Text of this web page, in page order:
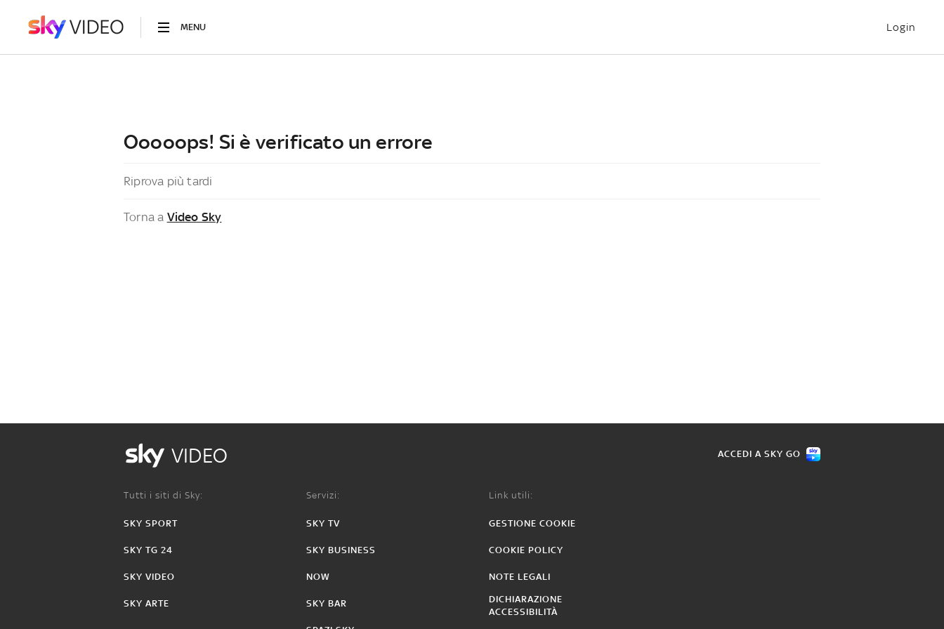
MENU Login
Ooooops! Si è verificato un errore
Riprova più tardi
Torna a Video Sky
VIDEO ACCEDI A SKY GO
Tutti i siti di Sky:
SKY SPORT
SKY TG 24
SKY VIDEO
SKY ARTE
Servizi:
SKY TV
SKY BUSINESS
NOW
SKY BAR
Link utili:
GESTIONE COOKIE
COOKIE POLICY
NOTE LEGALI
DICHIARAZIONE
ACCESSIBILITÀ